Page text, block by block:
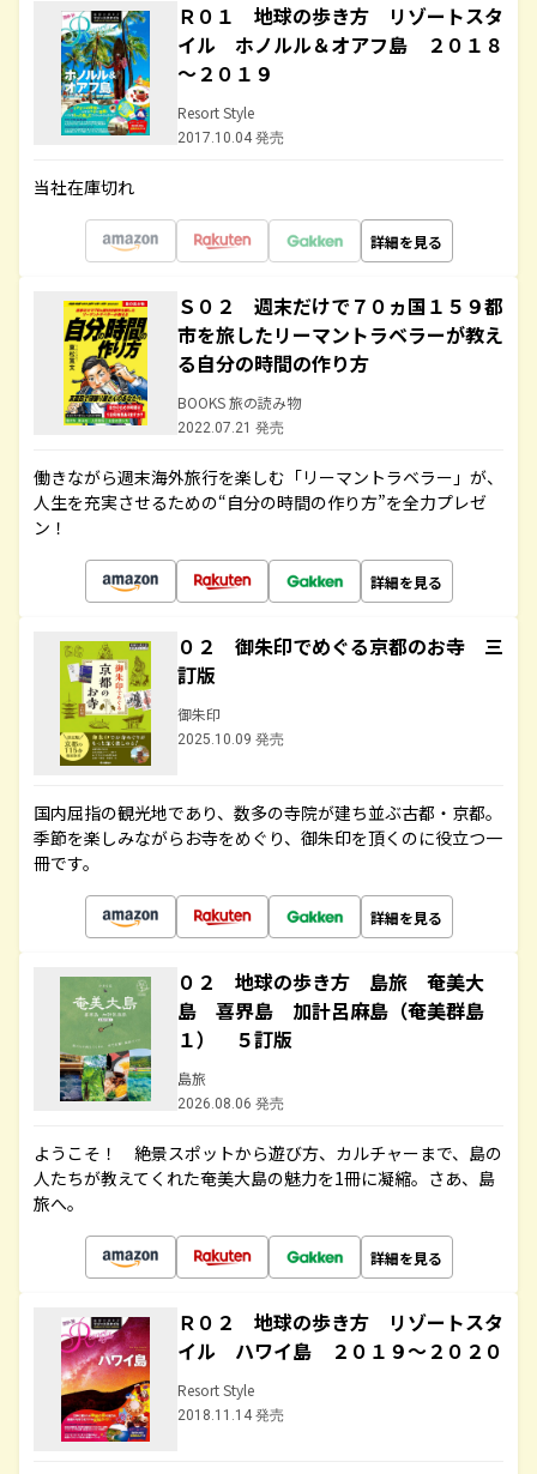
Ｒ０１ 地球の歩き方 リゾートスタ
イル ホノルル＆オアフ島 ２０１８
～２０１９
Resort Style
2017.10.04 発売
当社在庫切れ
詳細を見る
Ｓ０２ 週末だけで７０ヵ国１５９都
市を旅したリーマントラベラーが教え
る自分の時間の作り方
BOOKS 旅の読み物
2022.07.21 発売
働きながら週末海外旅行を楽しむ「リーマントラベラー」が、
人生を充実させるための“自分の時間の作り方”を全力プレゼ
ン！
詳細を見る
０２ 御朱印でめぐる京都のお寺 三
訂版
御朱印
2025.10.09 発売
国内屈指の観光地であり、数多の寺院が建ち並ぶ古都・京都。
季節を楽しみながらお寺をめぐり、御朱印を頂くのに役立つ一
冊です。
詳細を見る
０２ 地球の歩き方 島旅 奄美大
島 喜界島 加計呂麻島（奄美群島
１） ５訂版
島旅
2026.08.06 発売
ようこそ！ 絶景スポットから遊び方、カルチャーまで、島の
人たちが教えてくれた奄美大島の魅力を1冊に凝縮。さあ、島
旅へ。
詳細を見る
Ｒ０２ 地球の歩き方 リゾートスタ
イル ハワイ島 ２０１９～２０２０
Resort Style
2018.11.14 発売